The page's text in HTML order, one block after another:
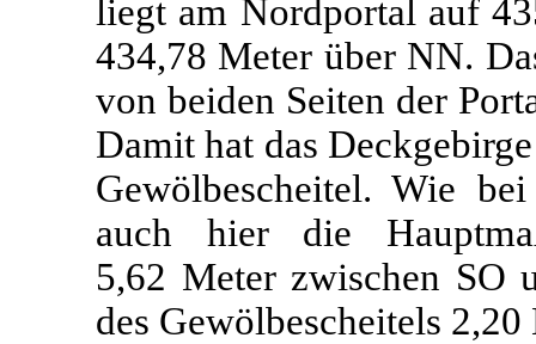
liegt am Nordportal auf
434,78 Meter über NN.
von beiden Seiten der
Damit hat das
Gewölbescheitel. Wie
auch hier die
5,62 Meter zwischen SO
des Gewölbescheitels 2,20